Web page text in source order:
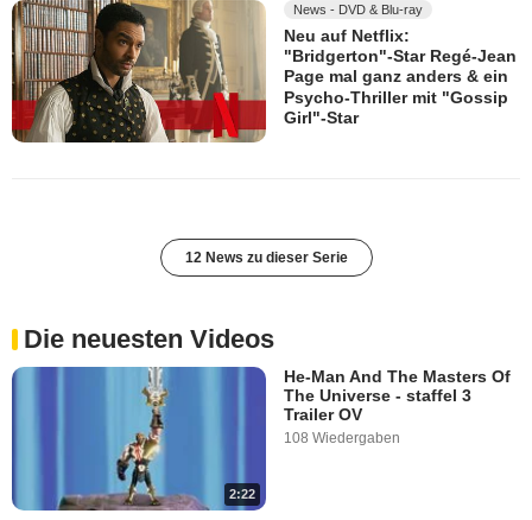
News - DVD & Blu-ray
Neu auf Netflix:
"Bridgerton"-Star Regé-Jean
Page mal ganz anders & ein
Psycho-Thriller mit "Gossip
Girl"-Star
12 News zu dieser Serie
Die neuesten Videos
2:22
He-Man And The Masters Of
The Universe - staffel 3
Trailer OV
108 Wiedergaben